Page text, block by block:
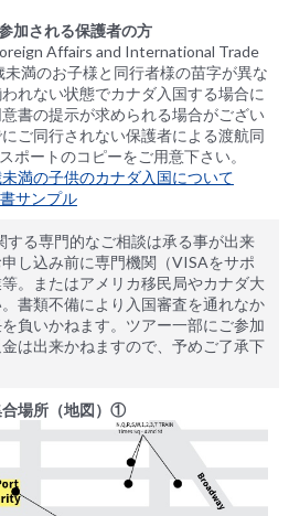
加される保護者の方
Affairs and International Trade
未満のお子様と同行者様の苗字が異な
れない状態でカナダ入国する場合に
書の提示が求められる場合がござい
ご同行されない保護者による渡航同
ポートのコピーをご用意下さい。
満の子供のカナダ入国について
サンプル
る専門的なご相談は承る事が出来
し込み前に専門機関（VISAをサポ
。またはアメリカ移民局やカナダ大
書類不備により入国審査を通れなか
負いかねます。ツアー一部にご参加
は出来かねますので、予めご了承下
合場所（地図）①